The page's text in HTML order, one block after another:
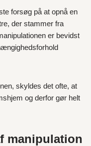
forsøg på at opnå en
der stammer fra
er bevidst
skyldes det ofte, at
og derfor gør helt
manipulation